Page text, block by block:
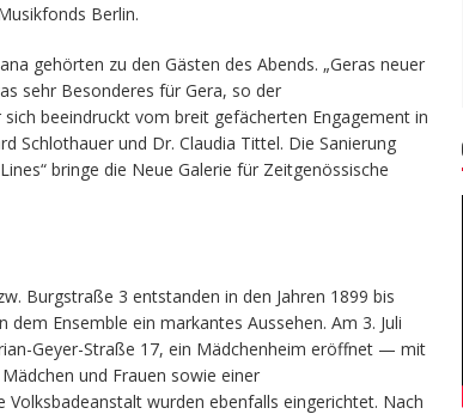
Berlin.
gehörten zu den Gästen des Abends. „Geras neuer
sehr Besonderes für Gera, so der
beeindruckt vom breit gefächerten Engagement in
Schlothauer und Dr. Claudia Tittel. Die Sanierung
bringe die Neue Galerie für Zeitgenössische
Burgstraße 3 entstanden in den Jahren 1899 bis
Ensemble ein markantes Aussehen. Am 3. Juli
Geyer-Straße 17, ein Mädchenheim eröffnet — mit
und Frauen sowie einer
Volksbadeanstalt wurden ebenfalls eingerichtet. Nach